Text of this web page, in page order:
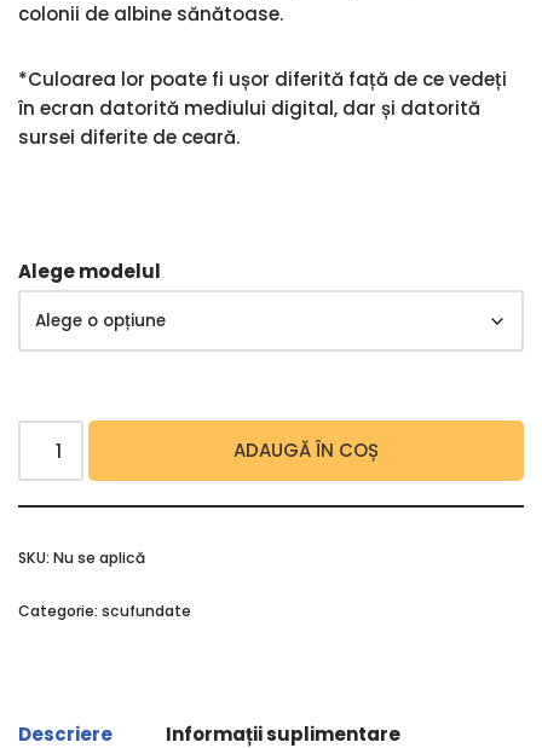
colonii de albine sănătoase.
*Culoarea lor poate fi ușor diferită față de ce vedeți
în ecran datorită mediului digital, dar și datorită
sursei diferite de ceară.
Alege modelul
ADAUGĂ ÎN COȘ
SKU: Nu se aplică
Categorie: scufundate
Descriere
Informații suplimentare